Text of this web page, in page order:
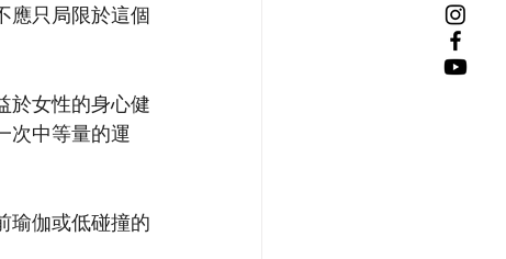
應只局限於這個
於女性的身心健
次中等量的運
瑜伽或低碰撞的